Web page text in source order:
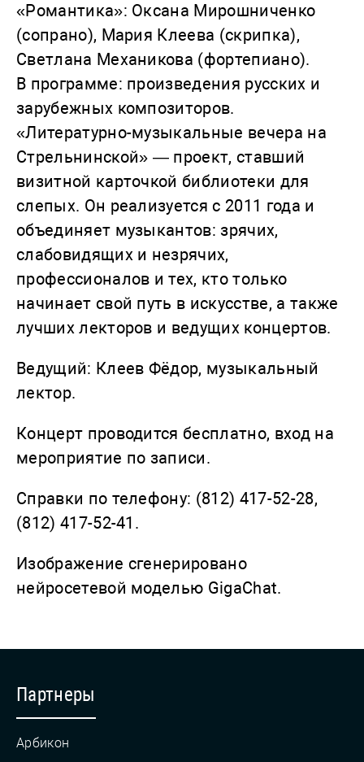
«Романтика»: Оксана Мирошниченко
(сопрано), Мария Клеева (скрипка),
Светлана Механикова (фортепиано).
В программе: произведения русских и
зарубежных композиторов.
«Литературно-музыкальные вечера на
Стрельнинской» — проект, ставший
визитной карточкой библиотеки для
слепых. Он реализуется с 2011 года и
объединяет музыкантов: зрячих,
слабовидящих и незрячих,
профессионалов и тех, кто только
начинает свой путь в искусстве, а также
лучших лекторов и ведущих концертов.
Ведущий: Клеев Фёдор, музыкальный
лектор.
Концерт проводится бесплатно, вход на
мероприятие по записи.
Справки по телефону: (812) 417-52-28,
(812) 417-52-41.
Изображение сгенерировано
нейросетевой моделью GigaChat.
Партнеры
Арбикон